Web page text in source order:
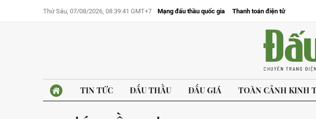
Thứ Sáu, 07/08/2026, 08:39:41 GMT+7 Mạng đấu thầu quốc gia Thanh toán điện tử
TIN TỨC ĐẤU THẦU ĐẤU GIÁ TOÀN CẢNH KINH